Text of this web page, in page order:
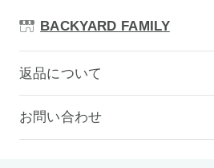
BACKYARD FAMILY
返品について
お問い合わせ